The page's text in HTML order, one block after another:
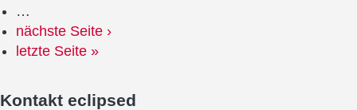
…
nächste Seite ›
letzte Seite »
Kontakt eclipsed